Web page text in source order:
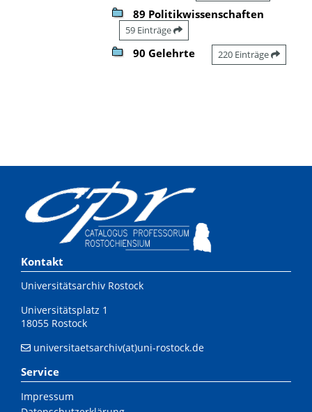
89 Politikwissenschaften
59 Einträge
90 Gelehrte 220 Einträge
Kontakt
Universitätsarchiv Rostock
Universitätsplatz 1
18055 Rostock
universitaetsarchiv(at)uni-rostock.de
Service
Impressum